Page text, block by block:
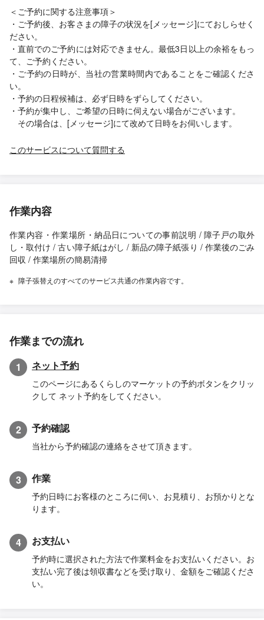
＜ご予約に関する注意事項＞
・ご予約後、お客さまの障子の状況を[メッセージ]にておしらせく
ださい。
・直前でのご予約には対応できません。最低3日以上の余裕をもっ
て、ご予約ください。
・ご予約の日時が、当社の営業時間内であることをご確認くださ
い。
・予約の日程候補は、必ず日時をずらしてください。
・予約が集中し、ご希望の日時に伺えない場合がございます。
その場合は、[メッセージ]にて改めて日時をお伺いします。
このサービスについて質問する
作業内容
作業内容・作業場所・納品日についての事前説明 / 障子戸の取外
し・取付け / 古い障子紙はがし / 新品の障子紙張り / 作業後のごみ
回収 / 作業場所の簡易清掃
障子張替えのすべてのサービス共通の作業内容です。
作業までの流れ
1 ネット予約
このページにあるくらしのマーケットの予約ボタンをクリッ
クして ネット予約をしてください。
2 予約確認
当社から予約確認の連絡をさせて頂きます。
3 作業
予約日時にお客様のところに伺い、お見積り、お預かりとな
ります。
4 お支払い
予約時に選択された方法で作業料金をお支払いください。お
支払い完了後は領収書などを受け取り、金額をご確認くださ
い。